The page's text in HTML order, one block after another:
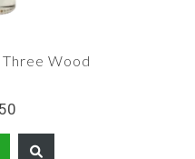
Wood